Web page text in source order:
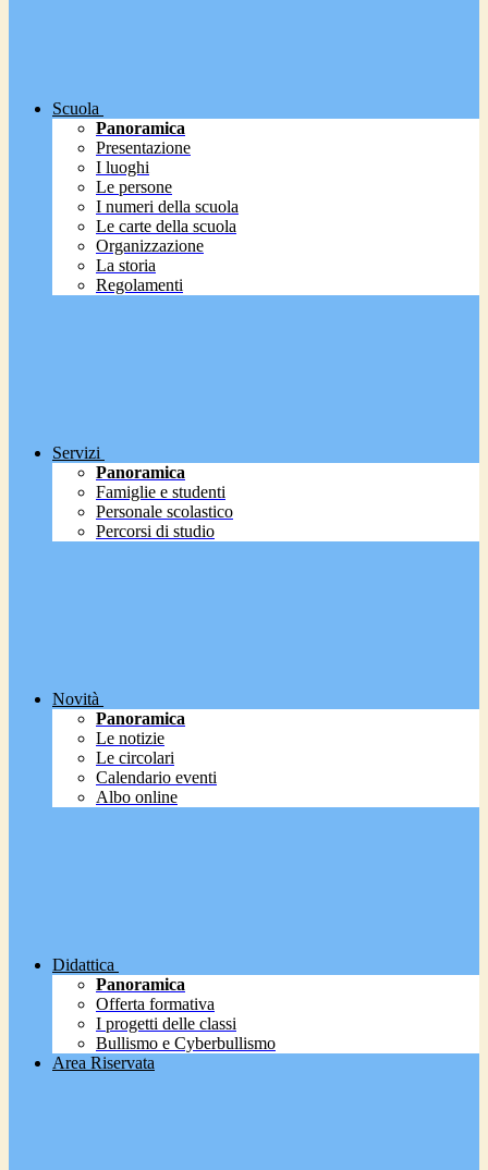
Scuola
Panoramica
Presentazione
I luoghi
Le persone
I numeri della scuola
Le carte della scuola
Organizzazione
La storia
Regolamenti
Servizi
Panoramica
Famiglie e studenti
Personale scolastico
Percorsi di studio
Novità
Panoramica
Le notizie
Le circolari
Calendario eventi
Albo online
Didattica
Panoramica
Offerta formativa
I progetti delle classi
Bullismo e Cyberbullismo
Area Riservata